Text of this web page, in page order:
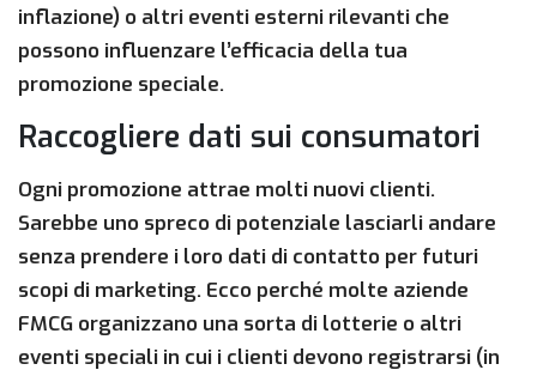
inflazione) o altri eventi esterni rilevanti che
possono influenzare l’efficacia della tua
promozione speciale.
Raccogliere dati sui consumatori
Ogni promozione attrae molti nuovi clienti.
Sarebbe uno spreco di potenziale lasciarli andare
senza prendere i loro dati di contatto per futuri
scopi di marketing. Ecco perché molte aziende
FMCG organizzano una sorta di lotterie o altri
eventi speciali in cui i clienti devono registrarsi (in